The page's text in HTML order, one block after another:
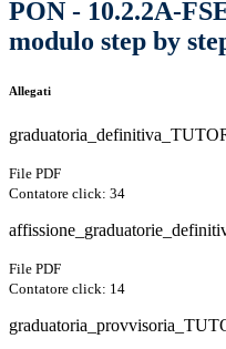
PON - 10.2.2A-
modulo step by
Allegati
File PDF
Contatore click: 34
File PDF
Contatore click: 14